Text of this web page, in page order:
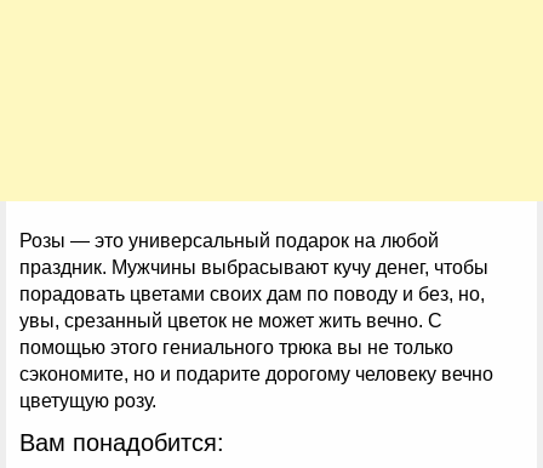
Розы — это универсальный подарок на любой
праздник. Мужчины выбрасывают кучу денег, чтобы
порадовать цветами своих дам по поводу и без, но,
увы, срезанный цветок не может жить вечно. С
помощью этого гениального трюка вы не только
сэкономите, но и подарите дорогому человеку вечно
цветущую розу.
Вам понадобится: